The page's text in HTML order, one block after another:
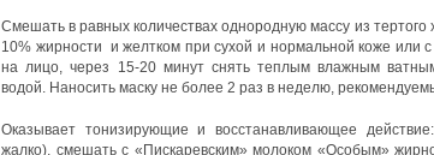
Смешать в равных количествах однородную массу из тертого
10% жирности и желтком при сухой и нормальной коже или
на лицо, через 15-20 минут снять теплым влажным
водой. Наносить маску не более 2 раз в неделю,
Оказывает тонизирующие и восстанавливающее
жалко), смешать с «Пискаревским» молоком «Особым»